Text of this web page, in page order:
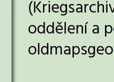
oddělení a